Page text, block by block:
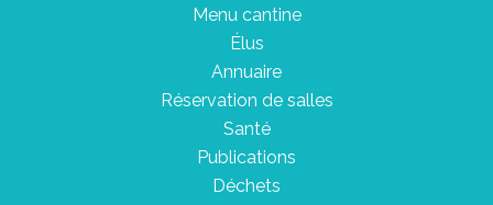
Menu cantine
Élus
Annuaire
Réservation de salles
Santé
Publications
Déchets